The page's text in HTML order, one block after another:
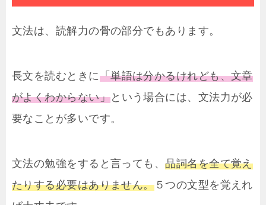
文法は、読解力の骨の部分でもあります。
長文を読むときに「単語は分かるけれども、文章
がよくわからない」という場合には、文法力が必
要なことが多いです。
文法の勉強をすると言っても、品詞名を全て覚え
たりする必要はありません。５つの文型を覚えれ